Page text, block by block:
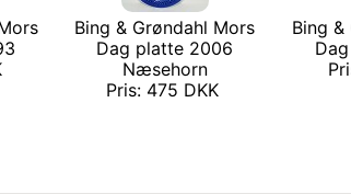
Bing & Grøndahl Mors
Dag platte 2006
Næsehorn
Pris: 475 DKK
Bing